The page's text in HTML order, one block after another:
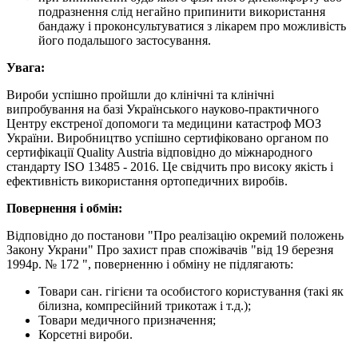
подразнення слід негайно припинити використання
бандажу і проконсультуватися з лікарем про можливість
його подальшого застосування.
Увага:
Вироби успішно пройшли до клінічні та клінічні
випробування на базі Українського науково-практичного
Центру екстреної допомоги та медицини катастроф МОЗ
України. Виробництво успішно сертифіковано органом по
сертифікації Quality Austria відповідно до міжнародного
стандарту ISO 13485 - 2016. Це свідчить про високу якість і
ефективність використання ортопедичних виробів.
Повернення і обмін:
Відповідно до постанови "Про реалiзацiю окремий положень
Закону Украни" Про захист прав спожівачiв "вiд 19 березня
1994р. № 172 ", поверненню і обміну не підлягають:
Товари сан. гігієни та особистого користування (такі як
білизна, компресійний трикотаж і т.д.);
Товари медичного призначення;
Корсетні вироби.